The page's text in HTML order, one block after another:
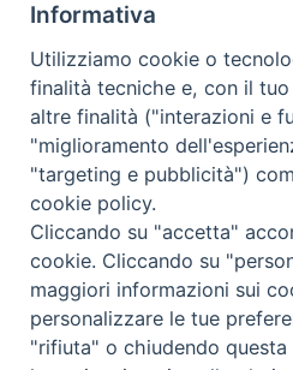
Giorni ed Orari Apertura
Lunedì e Mercoledì ore
Uffici Matrimoni:
Lunedì e Mercoledì ore
seguici
Informativa Privacy
COPYRIGHT © 2013-
Informativa
Utilizziamo cookie o
finalità tecniche e, con il
altre finalità ("interazioni e
"miglioramento
"targeting e pubblicità")
cookie policy.
Cliccando su "accetta"
cookie. Cliccando su
maggiori informazioni sui
personalizzare le tue
"rifiuta" o chiudendo